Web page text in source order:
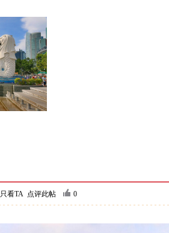
只看TA 点评此帖 0